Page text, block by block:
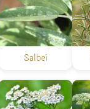
Salbei